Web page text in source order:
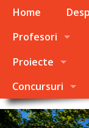
Home
Profesori
Proiecte
Concursuri